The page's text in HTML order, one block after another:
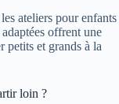
ateliers pour enfants
offrent une
petits et grands à la
loin ?